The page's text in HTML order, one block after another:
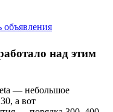
объявления
над этим
— небольшое
а вот